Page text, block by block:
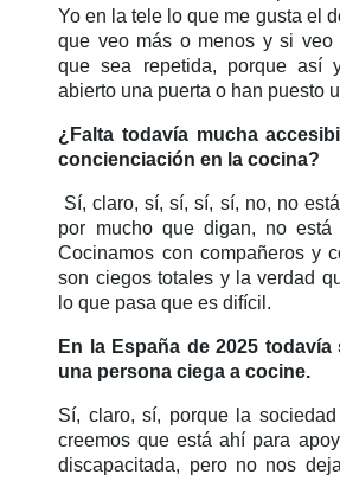
Yo en la tele lo que me gusta el
que veo más o menos y si veo
que sea repetida, porque así
abierto una puerta o han puesto
¿Falta todavía mucha
concienciación en la cocina?
Sí, claro, sí, sí, sí, sí, no, no
por mucho que digan, no está
Cocinamos con compañeros y
son ciegos totales y la verdad
lo que pasa que es difícil.
En la España de 2025
una persona ciega a cocine.
Sí, claro, sí, porque la
creemos que está ahí para
discapacitada, pero no nos